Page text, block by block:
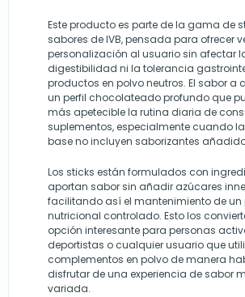
Este producto es parte de la gama de
sabores de IVB, pensada para ofrecer
personalización al usuario sin afectar
digestibilidad ni la tolerancia
productos en polvo neutros. El sabor a
un perfil chocolateado profundo que
más apetecible la rutina diaria de
suplementos, especialmente cuando
base no incluyen saborizantes
Los sticks están formulados con
aportan sabor sin añadir azúcares
facilitando así el mantenimiento de un
nutricional controlado. Esto los
opción interesante para personas
deportistas o cualquier usuario que
complementos en polvo de manera
disfrutar de una experiencia de sabor
variada.